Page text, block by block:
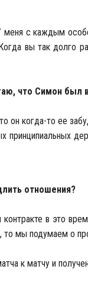
с каждым
вы так долго
что Симон был
он когда-то ее
отношения?
в это
то мы подумаем о
к матчу и